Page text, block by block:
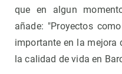
que en algun
añade: "Proyectos
importante en la mejora
la calidad de vida en